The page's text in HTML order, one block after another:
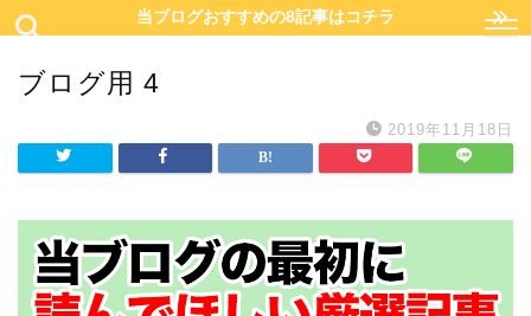
当ブログおすすめの8記事はコチラ
ブログ用 4
2019年11月18日